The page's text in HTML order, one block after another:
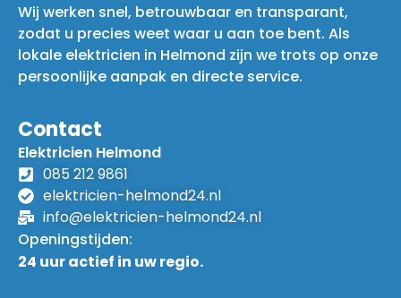
Wij werken snel, betrouwbaar en transparant,
zodat u precies weet waar u aan toe bent. Als
lokale elektricien in Helmond zijn we trots op onze
persoonlijke aanpak en directe service.
Contact
Elektricien Helmond
085 212 9861
elektricien-helmond24.nl
info@elektricien-helmond24.nl
Openingstijden:
24 uur actief in uw regio.